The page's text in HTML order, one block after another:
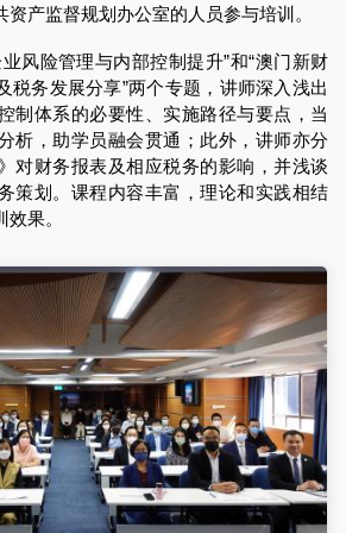
产监督规划办公室的人员参与培训。
险管理与内部控制提升”和“澳门新财
税务发展分享”两个专题，讲师深入浅出
制体系的必要性、实施路径与要点，当
析，助学员融会贯通；此外，讲师亦分
对财务报表及相应税务的影响，并浅谈
策划。课程内容丰富，理论和实践相结
果。